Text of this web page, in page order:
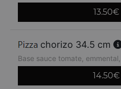
13.50€
chorizo 34.5 cm
Base sauce tomate,
14.50€